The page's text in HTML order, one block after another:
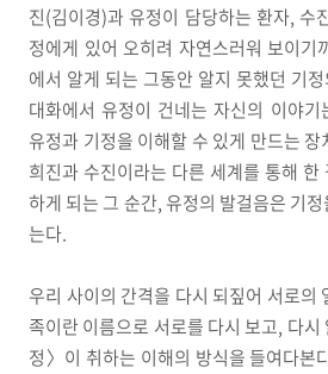
진(김이경)과 유정이 담당하는 환자, 수
정에게 있어 오히려 자연스러워 보이기
에서 알게 되는 그동안 알지 못했던 기
대화에서 유정이 건네는 자신의 이야
유정과 기정을 이해할 수 있게 만드는
희진과 수진이라는 다른 세계를 통해 한
하게 되는 그 순간, 유정의 발걸음은 기
는다.
우리 사이의 간격을 다시 되짚어 서로의
족이란 이름으로 서로를 다시 보고, 다
정〉이 취하는 이해의 방식을 들여다본